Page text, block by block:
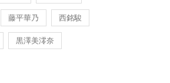
藤平華乃 西銘駿
黒澤美澪奈